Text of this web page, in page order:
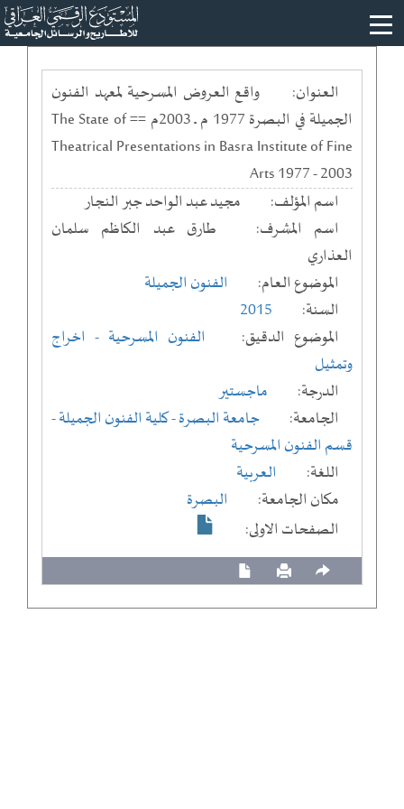
العنوان:
واقع العروض المسرحية لمعهد الفنون
الجميلة في البصرة 1977 م ــ 2003م == The State of
Theatrical Presentations in Basra Institute of Fine
Arts 1977 - 2003
اسم المؤلف:
مجيد عبد الواحد جبر النجار
اسم المشرف:
طارق عبد الكاظم سلمان
العذاري
الموضوع العام:
الفنون الجميلة
السنة:
2015
الموضوع الدقيق:
الفنون المسرحية - اخراج
وتمثيل
الدرجة:
ماجستير
الجامعة:
جامعة البصرة- كلية الفنون الجميلة-
قسم الفنون المسرحية
اللغة:
العربية
مكان الجامعة:
البصرة
الصفحات الاولى: